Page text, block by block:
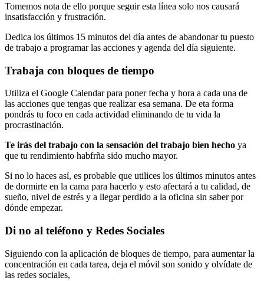
Tomemos nota de ello porque seguir esta línea solo nos causará
insatisfacción y frustración.
Dedica los últimos 15 minutos del día antes de abandonar tu puesto
de trabajo a programar las acciones y agenda del día siguiente.
Trabaja con bloques de tiempo
Utiliza el Google Calendar para poner fecha y hora a cada una de
las acciones que tengas que realizar esa semana. De eta forma
pondrás tu foco en cada actividad eliminando de tu vida la
procrastinación.
Te irás del trabajo con la sensación del trabajo bien hecho ya
que tu rendimiento habfrña sido mucho mayor.
Si no lo haces así, es probable que utilices los últimos minutos antes
de dormirte en la cama para hacerlo y esto afectará a tu calidad, de
sueño, nivel de estrés y a llegar perdido a la oficina sin saber por
dónde empezar.
Di no al teléfono y Redes Sociales
Siguiendo con la aplicación de bloques de tiempo, para aumentar la
concentración en cada tarea, deja el móvil son sonido y olvídate de
las redes sociales,